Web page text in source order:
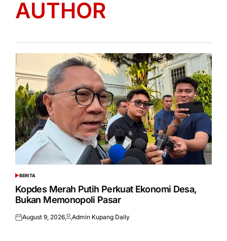
AUTHOR
POSTED
IN
BERITA
Kopdes Merah Putih Perkuat Ekonomi Desa,
Bukan Memonopoli Pasar
Posted
August 9, 2026Posted
Admin Kupang Daily